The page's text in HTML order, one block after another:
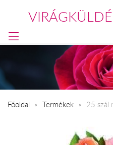
Főoldal Termékek 25 szál